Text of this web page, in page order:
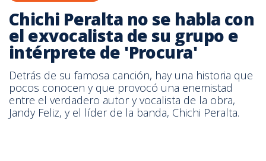
Chichi Peralta no se habla con
el exvocalista de su grupo e
intérprete de 'Procura'
Detrás de su famosa canción, hay una historia que
pocos conocen y que provocó una enemistad
entre el verdadero autor y vocalista de la obra,
Jandy Feliz, y el líder de la banda, Chichi Peralta.